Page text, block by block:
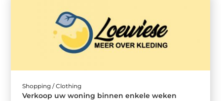
Shopping / Clothing
Verkoop uw woning binnen enkele weken